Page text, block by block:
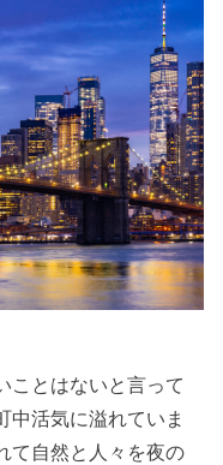
ことはないと言って
中活気に溢れていま
て自然と人々を夜の